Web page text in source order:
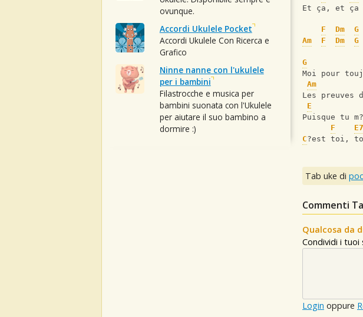
Et ça, et ça
F Dm G
Am
F Dm G
G
Moi pour
Am
Les preuves
E
Puisque tu
F
E7
C?est toi,
Tab uke di
Commenti
Qualcosa da
Condividi i tuoi
Login oppure
ovunque.
Accordi Ukulele Pocket
Accordi Ukulele Con Ricerca e
Grafico
Ninne nanne con l'ukulele
per i bambini
Filastrocche e musica per
bambini suonata con l'Ukulele
per aiutare il suo bambino a
dormire :)